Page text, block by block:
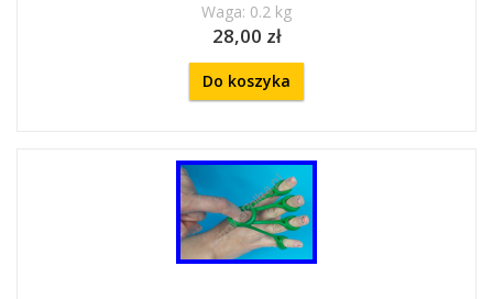
Waga: 0.2 kg
28,00 zł
Do koszyka